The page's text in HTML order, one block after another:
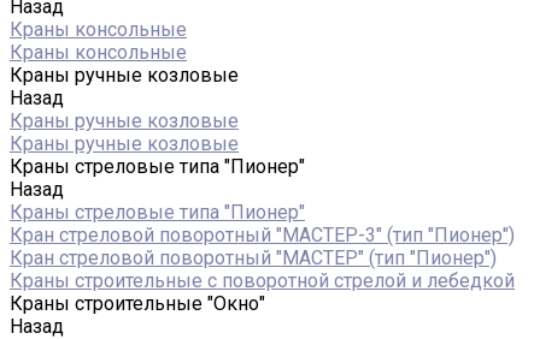
Назад
Краны консольные
Краны консольные
Краны ручные козловые
Назад
Краны ручные козловые
Краны ручные козловые
Краны стреловые типа "Пионер"
Назад
Краны стреловые типа "Пионер"
Кран стреловой поворотный "МАСТЕР-3" (тип "Пионер")
Кран стреловой поворотный "МАСТЕР" (тип "Пионер")
Краны строительные с поворотной стрелой и лебедкой
Краны строительные "Окно"
Назад